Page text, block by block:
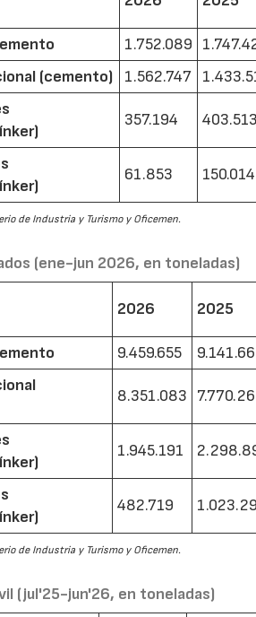
1.752.089
(cemento)
1.562.747
357.194
61.853 150.014
de Industria y Turismo y Oficemen.
(ene-jun 2026, en toneladas)
2026 2025
9.459.655
8.351.083
1.945.191
482.719
de Industria y Turismo y Oficemen.
(jul'25-jun'26, en toneladas)